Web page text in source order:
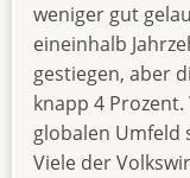
weniger gut
eineinhalb
gestiegen, aber
knapp 4
globalen Umfeld
Viele der